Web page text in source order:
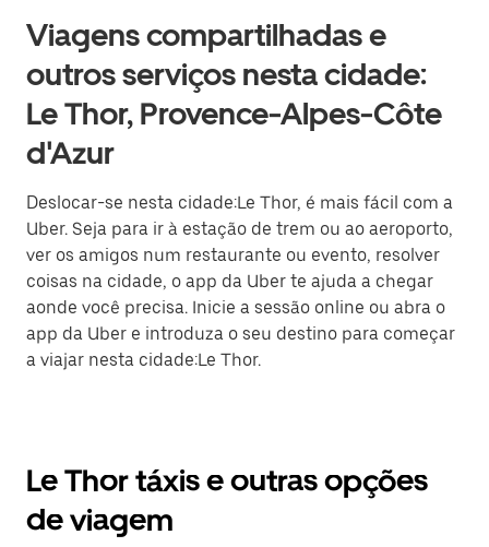
Viagens compartilhadas e
outros serviços nesta cidade:
Le Thor, Provence-Alpes-Côte
d'Azur
Deslocar-se nesta cidade:Le Thor, é mais fácil com a
Uber. Seja para ir à estação de trem ou ao aeroporto,
ver os amigos num restaurante ou evento, resolver
coisas na cidade, o app da Uber te ajuda a chegar
aonde você precisa. Inicie a sessão online ou abra o
app da Uber e introduza o seu destino para começar
a viajar nesta cidade:Le Thor.
Le Thor táxis e outras opções
de viagem